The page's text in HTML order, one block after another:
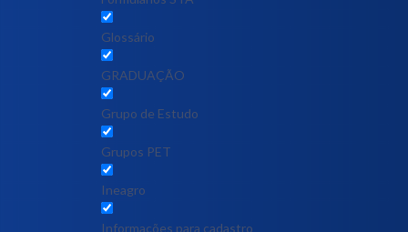
Glossário
GRADUAÇÃO
Grupo de Estudo
Grupos PET
Ineagro
Informações para cadastro